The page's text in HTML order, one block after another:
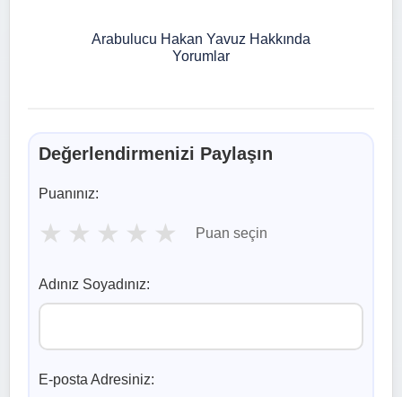
Arabulucu Hakan Yavuz Hakkında
Yorumlar
Değerlendirmenizi Paylaşın
Puanınız:
★ ★ ★ ★ ★ Puan seçin
Adınız Soyadınız:
E-posta Adresiniz: